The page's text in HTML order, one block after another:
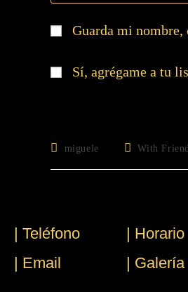
Guarda mi nombre,
Sí, agrégame a tu
miguele With
| Teléfono
| Email
| Horario
| Galería